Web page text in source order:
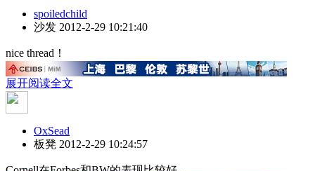
spoiledchild
沙发 2012-2-29 10:21:40
nice thread！
展开阅读全文
OxSead
板凳 2012-2-29 10:24:57